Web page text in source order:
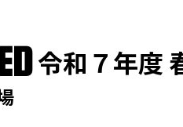
令和７年度